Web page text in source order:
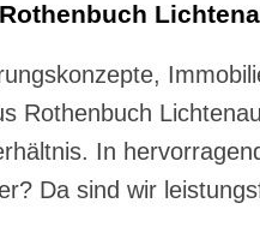
Rothenbuch
In
Da sind wir